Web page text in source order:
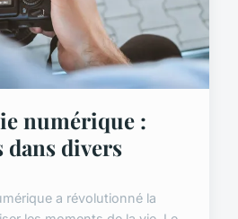
numérique :
divers
a révolutionné la